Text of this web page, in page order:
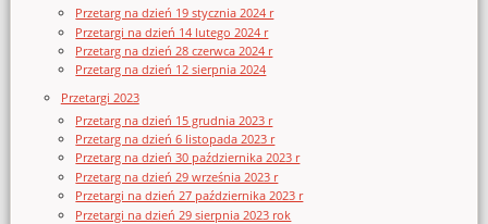
Przetarg na dzień 19 stycznia 2024 r
Przetargi na dzień 14 lutego 2024 r
Przetarg na dzień 28 czerwca 2024 r
Przetarg na dzień 12 sierpnia 2024
Przetargi 2023
Przetarg na dzień 15 grudnia 2023 r
Przetarg na dzień 6 listopada 2023 r
Przetarg na dzień 30 października 2023 r
Przetarg na dzień 29 września 2023 r
Przetargi na dzień 27 października 2023 r
Przetargi na dzień 29 sierpnia 2023 rok